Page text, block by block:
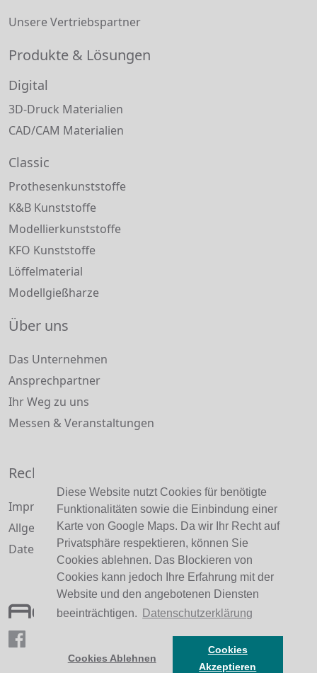
Diese Website nutzt Cookies für benötigte
Funktionalitäten sowie die Einbindung einer
Karte von Google Maps. Da wir Ihr Recht auf
Privatsphäre respektieren, können Sie
Cookies ablehnen. Das Blockieren von
Cookies kann jedoch Ihre Erfahrung mit der
Website und den angebotenen Diensten
beeinträchtigen.
Datenschutzerklärung
Cookies Ablehnen
Cookies
Akzeptieren
Unsere Vertriebspartner
Produkte & Lösungen
Digital
3D-Druck Materialien
CAD/CAM Materialien
Classic
Prothesenkunststoffe
K&B Kunststoffe
Modellierkunststoffe
KFO Kunststoffe
Löffelmaterial
Modellgießharze
Über uns
Das Unternehmen
Ansprechpartner
Ihr Weg zu uns
Messen & Veranstaltungen
Rechtliche Informationen
Impressum und Haftungsausschluss
Allgemeine Geschäftsbedingungen
Datenschutzerklärung